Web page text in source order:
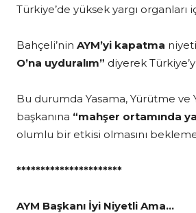
Türkiye’de yüksek yargı organları
Bahçeli’nin AYM’yi kapatma
O’na uyduralım” diyerek
Bu durumda Yasama, Yürütme ve
başkanına “mahşer ortamında
olumlu bir etkisi olmasını
**********************
AYM Başkanı İyi Niyetli Ama…